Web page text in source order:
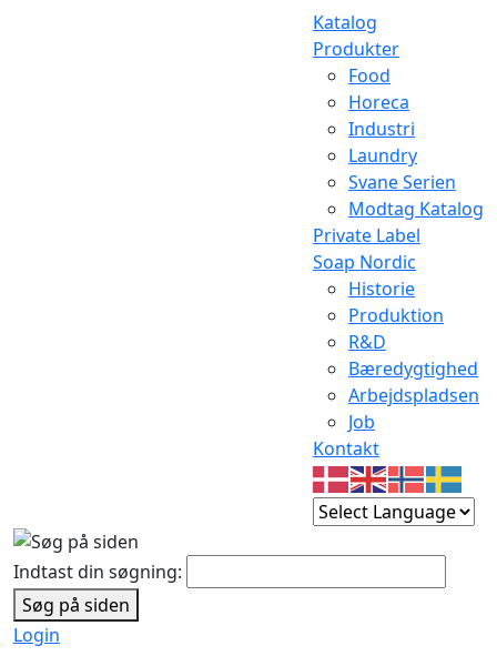
Katalog
Produkter
Food
Horeca
Industri
Laundry
Svane Serien
Modtag Katalog
Private Label
Soap Nordic
Historie
Produktion
R&D
Bæredygtighed
Arbejdspladsen
Job
Kontakt
Indtast din søgning:
Søg på siden
Login